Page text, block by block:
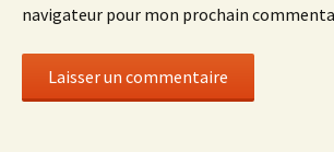
navigateur pour mon prochain